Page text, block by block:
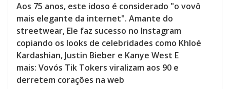
Aos 75 anos, este idoso é considerado "o vovô
mais elegante da internet". Amante do
streetwear, Ele faz sucesso no Instagram
copiando os looks de celebridades como Khloé
Kardashian, Justin Bieber e Kanye West E
mais: Vovós Tik Tokers viralizam aos 90 e
derretem corações na web